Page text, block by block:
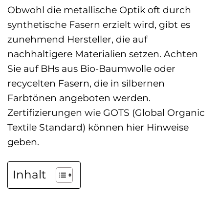
Obwohl die metallische Optik oft durch
synthetische Fasern erzielt wird, gibt es
zunehmend Hersteller, die auf
nachhaltigere Materialien setzen. Achten
Sie auf BHs aus Bio-Baumwolle oder
recycelten Fasern, die in silbernen
Farbtönen angeboten werden.
Zertifizierungen wie GOTS (Global Organic
Textile Standard) können hier Hinweise
geben.
Inhalt